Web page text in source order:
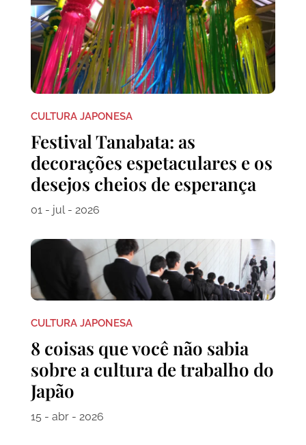
CULTURA JAPONESA
Festival Tanabata: as
decorações espetaculares e os
desejos cheios de esperança
01 - jul - 2026
CULTURA JAPONESA
8 coisas que você não sabia
sobre a cultura de trabalho do
Japão
15 - abr - 2026